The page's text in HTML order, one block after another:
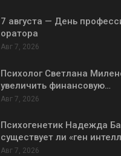
7 августа — День
оратора
Авг 7, 2026
Психолог Светлана
увеличить финансовую…
Авг 7, 2026
Психогенетик Надежда
существует ли «ген
Авг 7, 2026